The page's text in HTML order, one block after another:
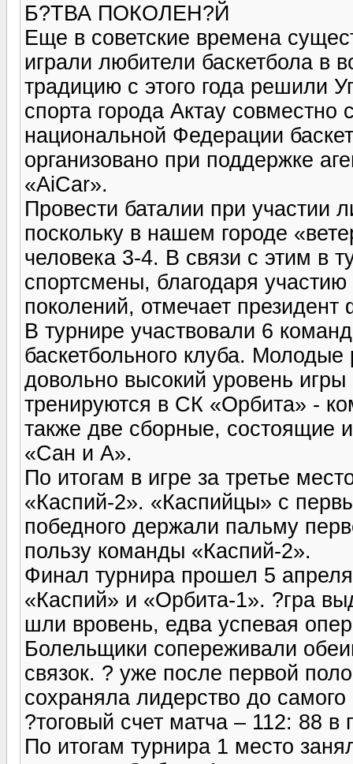
Б?ТВА ПОКОЛЕН?Й
Еще в советские времена
играли любители баскетбола в
традицию с этого года решили
спорта города Актау
национальной Федерации
организовано при поддержке
«AiCar».
Провести баталии при участии
поскольку в нашем городе
человека 3-4. В связи с этим в
спортсмены, благодаря
поколений, отмечает
В турнире участвовали 6
баскетбольного клуба.
довольно высокий уровень
тренируются в СК «Орбита» -
также две сборные, состоящие
«Сан и А».
По итогам в игре за третье
«Каспий-2». «Каспийцы» с
победного держали пальму
пользу команды «Каспий-2».
Финал турнира прошел 5
«Каспий» и «Орбита-1». ?гра
шли вровень, едва успевая
Болельщики сопереживали
связок. ? уже после первой
сохраняла лидерство до
?тоговый счет матча – 112: 88 в
По итогам турнира 1 место